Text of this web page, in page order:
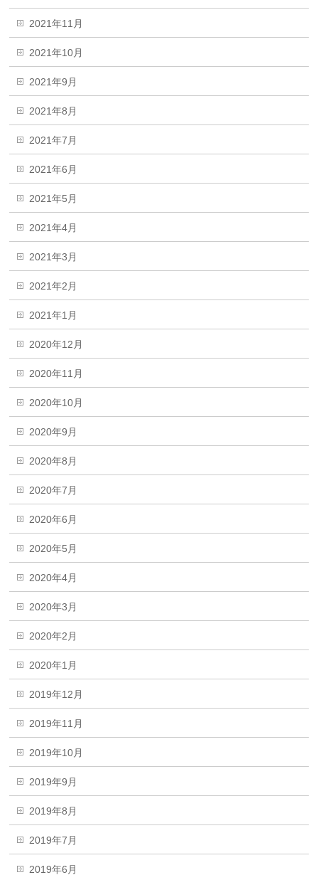
2021年11月
2021年10月
2021年9月
2021年8月
2021年7月
2021年6月
2021年5月
2021年4月
2021年3月
2021年2月
2021年1月
2020年12月
2020年11月
2020年10月
2020年9月
2020年8月
2020年7月
2020年6月
2020年5月
2020年4月
2020年3月
2020年2月
2020年1月
2019年12月
2019年11月
2019年10月
2019年9月
2019年8月
2019年7月
2019年6月